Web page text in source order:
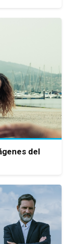
del